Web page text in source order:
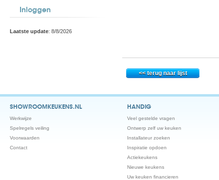
Inloggen
Laatste update: 8/8/2026
SHOWROOMKEUKENS.NL
Werkwijze
Spelregels veiling
Voorwaarden
Contact
HANDIG
Veel gestelde vragen
Ontwerp zelf uw keuken
Installateur zoeken
Inspiratie opdoen
Actiekeukens
Nieuwe keukens
Uw keuken financieren